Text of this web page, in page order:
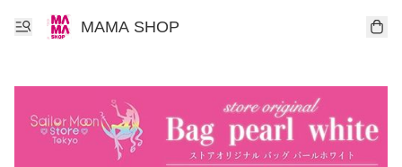
MAMA SHOP